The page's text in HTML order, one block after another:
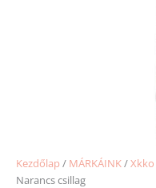
Kezdőlap / MÁRKÁINK/Xkko
Narancs csillag